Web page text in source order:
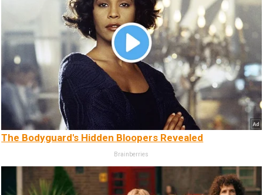
The Bodyguard's Hidden Bloopers Revealed
Brainberries